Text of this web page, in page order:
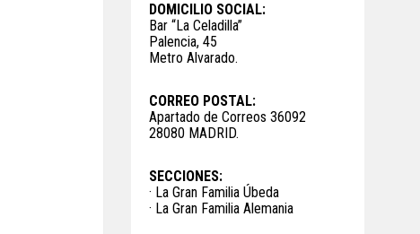
DOMICILIO SOCIAL:
Bar “La Celadilla”
Palencia, 45
Metro Alvarado.
CORREO POSTAL:
Apartado de Correos 36092
28080 MADRID.
SECCIONES:
· La Gran Familia Úbeda
· La Gran Familia Alemania